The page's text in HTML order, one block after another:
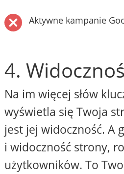
Aktywne kampanie
4.
Na im więcej słów
wyświetla się Twoja
jest jej widoczność. A
i widoczność strony,
użytkowników. To